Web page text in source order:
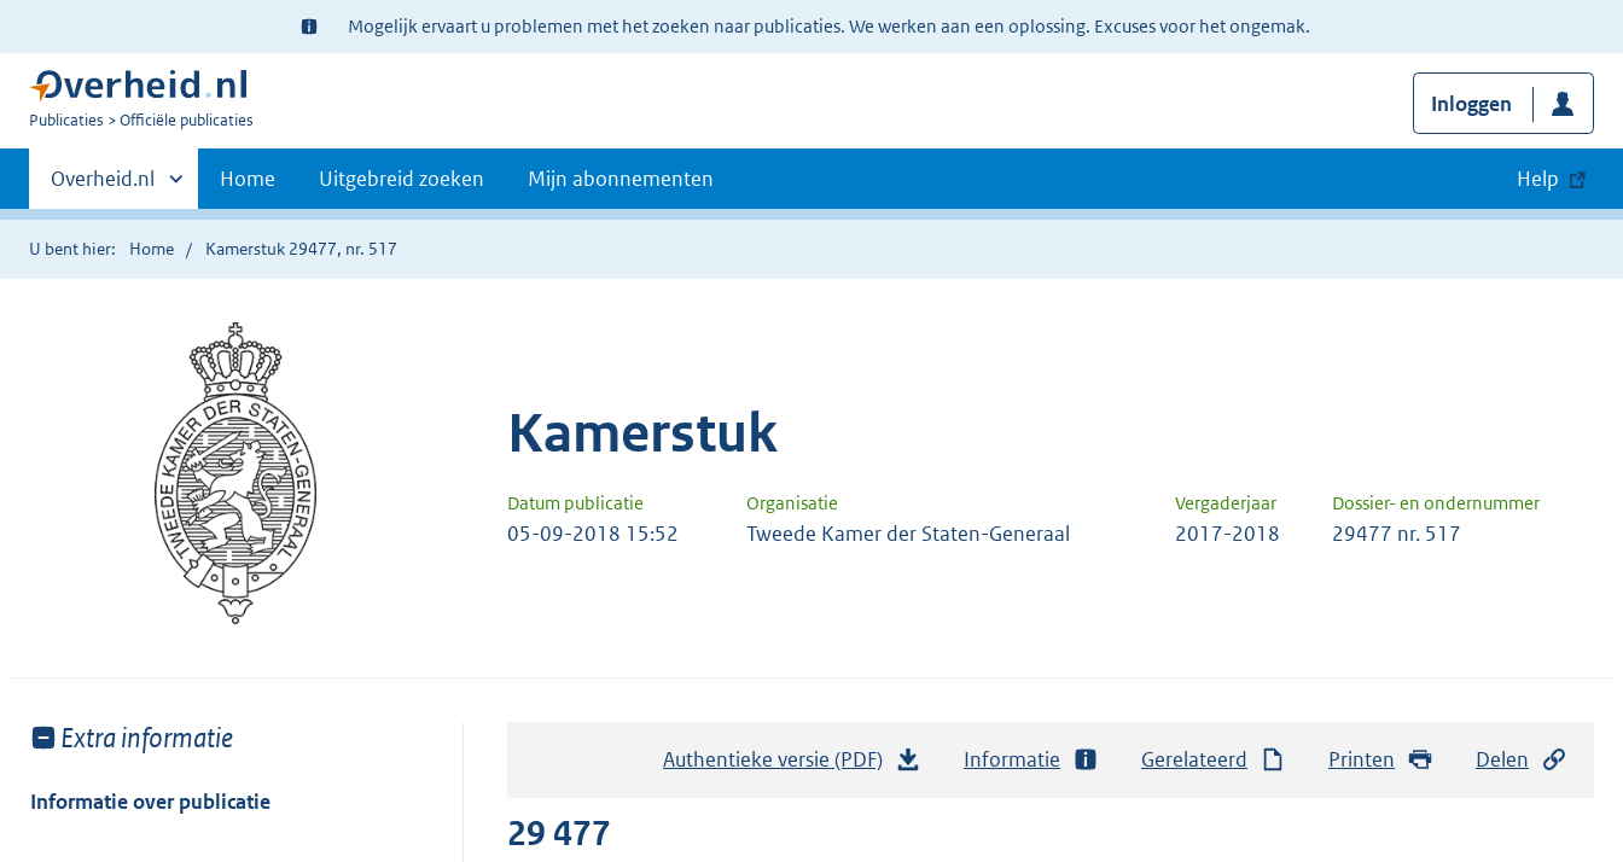
Ter
informatie:
Mogelijk ervaart u problemen met het zoeken naar publicaties. We werken aan een oplossing. Excuses voor het ongemak.
U
Publicaties Officiële publicaties
Inloggen
Primaire
navigatie
Andere
sites
binnen
Overheid.nl Home Uitgebreid zoeken Mijn abonnementen Help
U bent hier: Home Kamerstuk 29477, nr. 517
Kamerstuk
Datum publicatie Organisatie Vergaderjaar Dossier- en ondernummer
05-09-2018 15:52 Tweede Kamer der Staten-Generaal 2017-2018 29477 nr. 517
Toon
van:
Extra informatie
Informatie over publicatie
Authentieke versie (PDF) Informatie Gerelateerd Printen Delen
29 477